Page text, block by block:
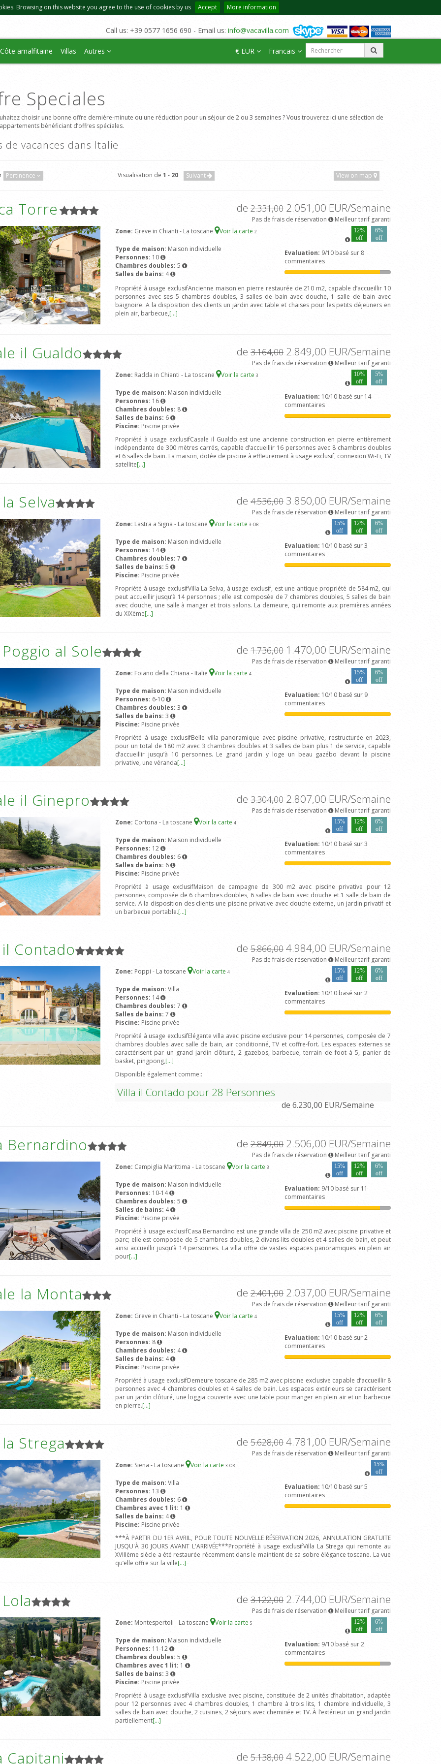
Browsing on this website you agree to the use of cookies by us Accept More information
Call us: +39 0577 1656 690 - Email us: info@vacavilla.com
Côte amalfitaine Villas Autres € EUR Francais
Speciales
choisir une bonne offre dernière-minute ou une réduction pour un séjour de 2 ou 3 semaines ? Vous trouverez ici une sélection de
bénéficiant d’offres spéciales.
de vacances dans Italie
Pertinence Visualisation de 1 - 20 Suivant View on map
Torre de 2.331,00 2.051,00 EUR/Semaine
Pas de frais de réservation
Meilleur tarif garanti
Zone: Greve in Chianti - La toscane Voir la carte 2
12%
off
6%
off
Type de maison: Maison individuelle
Personnes: 10
Chambres doubles: 5
Salles de bains: 4
Evaluation: 9/10 basé sur 8
commentaires
Propriété à usage exclusifAncienne maison en pierre restaurée de 210 m2, capable d’accueillir 10
personnes avec ses 5 chambres doubles, 3 salles de bain avec douche, 1 salle de bain avec
baignoire. A la disposition des clients un jardin avec table et chaises pour les petits déjeuners en
plein air, barbecue,[...]
il Gualdo de 3.164,00 2.849,00 EUR/Semaine
Pas de frais de réservation
Meilleur tarif garanti
Zone: Radda in Chianti - La toscane Voir la carte 3
10%
off
5%
off
Type de maison: Maison individuelle
Personnes: 16
Chambres doubles: 8
Salles de bains: 6
Piscine: Piscine privée
Evaluation: 10/10 basé sur 14
commentaires
Propriété à usage exclusifCasale il Gualdo est une ancienne construction en pierre entièrement
indépendante de 300 mètres carrés, capable d’accueillir 16 personnes avec 8 chambres doubles
et 6 salles de bain. La maison, dotée de piscine à effleurement à usage exclusif, connexion Wi-Fi, TV
satellite[...]
Selva de 4.536,00 3.850,00 EUR/Semaine
Pas de frais de réservation
Meilleur tarif garanti
Zone: Lastra a Signa - La toscane Voir la carte 3-OR
15%
off
12%
off
6%
off
Type de maison: Maison individuelle
Personnes: 14
Chambres doubles: 7
Salles de bains: 5
Piscine: Piscine privée
Evaluation: 10/10 basé sur 3
commentaires
Propriété à usage exclusifVilla La Selva, à usage exclusif, est une antique propriété de 584 m2, qui
peut accueillir jusqu’à 14 personnes ; elle est composée de 7 chambres doubles, 5 salles de bain
avec douche, une salle à manger et trois salons. La demeure, qui remonte aux premières années
du XIXème[...]
al Sole de 1.736,00 1.470,00 EUR/Semaine
Pas de frais de réservation
Meilleur tarif garanti
Zone: Foiano della Chiana - Italie Voir la carte 4
15%
off
6%
off
Type de maison: Maison individuelle
Personnes: 6-10
Chambres doubles: 3
Salles de bains: 3
Piscine: Piscine privée
Evaluation: 10/10 basé sur 9
commentaires
Propriété à usage exclusifBelle villa panoramique avec piscine privative, restructurée en 2023,
pour un total de 180 m2 avec 3 chambres doubles et 3 salles de bain plus 1 de service, capable
d’accueillir jusqu’à 10 personnes. Le grand jardin y loge un beau gazébo devant la piscine
privative, une véranda[...]
il Ginepro de 3.304,00 2.807,00 EUR/Semaine
Pas de frais de réservation
Meilleur tarif garanti
Zone: Cortona - La toscane Voir la carte 4
15%
off
12%
off
6%
off
Type de maison: Maison individuelle
Personnes: 12
Chambres doubles: 6
Salles de bains: 6
Piscine: Piscine privée
Evaluation: 10/10 basé sur 3
commentaires
Propriété à usage exclusifMaison de campagne de 300 m2 avec piscine privative pour 12
personnes, composée de 6 chambres doubles, 6 salles de bain avec douche et 1 salle de bain de
service. A la disposition des clients une piscine privative avec douche externe, un jardin privatif et
un barbecue portable.[...]
Contado de 5.866,00 4.984,00 EUR/Semaine
Pas de frais de réservation
Meilleur tarif garanti
Zone: Poppi - La toscane Voir la carte 4
15%
off
12%
off
6%
off
Type de maison: Villa
Personnes: 14
Chambres doubles: 7
Salles de bains: 7
Piscine: Piscine privée
Evaluation: 10/10 basé sur 2
commentaires
Propriété à usage exclusifElégante villa avec piscine exclusive pour 14 personnes, composée de 7
chambres doubles avec salle de bain, air conditionné, TV et coffre-fort. Les espaces externes se
caractérisent par un grand jardin clôturé, 2 gazebos, barbecue, terrain de foot à 5, panier de
basket, pingpong,[...]
Disponible également comme::
Villa il Contado pour 28 Personnes
de 6.230,00 EUR/Semaine
Bernardino de 2.849,00 2.506,00 EUR/Semaine
Pas de frais de réservation
Meilleur tarif garanti
Zone: Campiglia Marittima - La toscane Voir la carte 3
15%
off
12%
off
6%
off
Type de maison: Maison individuelle
Personnes: 10-14
Chambres doubles: 5
Salles de bains: 4
Piscine: Piscine privée
Evaluation: 9/10 basé sur 11
commentaires
Propriété à usage exclusifCasa Bernardino est une grande villa de 250 m2 avec piscine privative et
parc; elle est composée de 5 chambres doubles, 2 divans-lits doubles et 4 salles de bain, et peut
ainsi accueillir jusqu’à 14 personnes. La villa offre de vastes espaces panoramiques en plein air
pour[...]
la Monta de 2.401,00 2.037,00 EUR/Semaine
Pas de frais de réservation
Meilleur tarif garanti
Zone: Greve in Chianti - La toscane Voir la carte 4
15%
off
12%
off
6%
off
Type de maison: Maison individuelle
Personnes: 8
Chambres doubles: 4
Salles de bains: 4
Piscine: Piscine privée
Evaluation: 10/10 basé sur 2
commentaires
Propriété à usage exclusifDemeure toscane de 285 m2 avec piscine exclusive capable d’accueillir 8
personnes avec 4 chambres doubles et 4 salles de bain. Les espaces extérieurs se caractérisent
par un jardin clôturé, une loggia couverte avec une table pour manger en plein air et un barbecue
en pierre.[...]
Strega de 5.628,00 4.781,00 EUR/Semaine
Pas de frais de réservation
Meilleur tarif garanti
Zone: Siena - La toscane Voir la carte 3-OR
15%
off
Type de maison: Villa
Personnes: 13
Chambres doubles: 6
Chambres avec 1 lit: 1
Salles de bains: 4
Piscine: Piscine privée
Evaluation: 10/10 basé sur 5
commentaires
***À PARTIR DU 1ER AVRIL, POUR TOUTE NOUVELLE RÉSERVATION 2026, ANNULATION GRATUITE
JUSQU'À 30 JOURS AVANT L'ARRIVÉE***Propriété à usage exclusifVilla La Strega qui remonte au
XVIIIème siècle a été restaurée récemment dans le maintient de sa sobre élégance toscane. La vue
qu’elle offre sur la ville[...]
de 3.122,00 2.744,00 EUR/Semaine
Pas de frais de réservation
Meilleur tarif garanti
Zone: Montespertoli - La toscane Voir la carte 5
12%
off
6%
off
Type de maison: Maison individuelle
Personnes: 11-12
Chambres doubles: 5
Chambres avec 1 lit: 1
Salles de bains: 3
Piscine: Piscine privée
Evaluation: 9/10 basé sur 2
commentaires
Propriété à usage exclusifVilla exclusive avec piscine, constituée de 2 unités d’habitation, adaptée
pour 12 personnes avec 4 chambres doubles, 1 chambre à trois lits, 1 chambre individuelle, 3
salles de bain avec douche, 2 cuisines, 2 séjours avec cheminée et TV. À l’extérieur un grand jardin
partiellement[...]
Capitani de 5.138,00 4.522,00 EUR/Semaine